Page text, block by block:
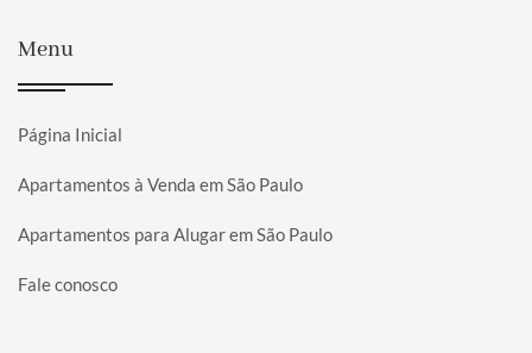
Menu
Página Inicial
Apartamentos à Venda em São Paulo
Apartamentos para Alugar em São Paulo
Fale conosco